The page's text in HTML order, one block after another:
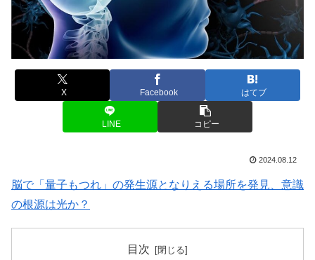
X Facebook はてブ
LINE コピー
2024.08.12
脳で「量子もつれ」の発生源となりえる場所を発見、意識
の根源は光か？
目次